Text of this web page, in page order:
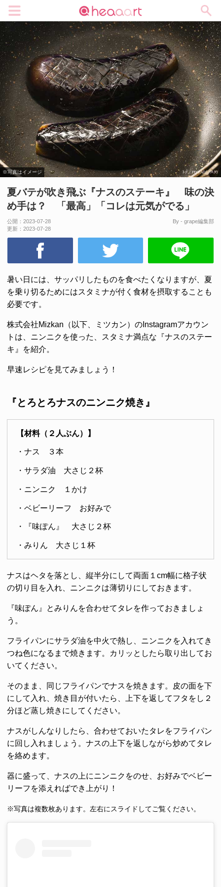
※写真はイメージ
夏バテが吹き飛ぶ『ナスのステーキ』 味の決
め手は？ 「最高」「コレは元気がでる」
公開： 2023-07-28
更新： 2023-07-28
By - grape編集部
暑い日には、サッパリしたものを食べたくなりますが、夏
を乗り切るためにはスタミナが付く食材を摂取することも
必要です。
株式会社Mizkan（以下、ミツカン）のInstagramアカウン
トは、ニンニクを使った、スタミナ満点な『ナスのステー
キ』を紹介。
早速レシピを見てみましょう！
『とろとろナスのニンニク焼き』
【材料（２人ぶん）】
・ナス ３本
・サラダ油 大さじ２杯
・ニンニク １かけ
・ベビーリーフ お好みで
・『味ぽん』 大さじ２杯
・みりん 大さじ１杯
ナスはヘタを落とし、縦半分にして両面１cm幅に格子状
の切り目を入れ、ニンニクは薄切りにしておきます。
『味ぽん』とみりんを合わせてタレを作っておきましょ
う。
フライパンにサラダ油を中火で熱し、ニンニクを入れてき
つね色になるまで焼きます。カリッとしたら取り出してお
いてください。
そのまま、同じフライパンでナスを焼きます。皮の面を下
にして入れ、焼き目が付いたら、上下を返してフタをし２
分ほど蒸し焼きにしてください。
ナスがしんなりしたら、合わせておいたタレをフライパン
に回し入れましょう。ナスの上下を返しながら炒めてタレ
を絡めます。
器に盛って、ナスの上にニンニクをのせ、お好みでベビー
リーフを添えればでき上がり！
※写真は複数枚あります。左右にスライドしてご覧ください。